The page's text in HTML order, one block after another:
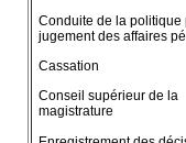
Conduite de la politique
jugement des affaires
Cassation
Conseil supérieur de la
magistrature